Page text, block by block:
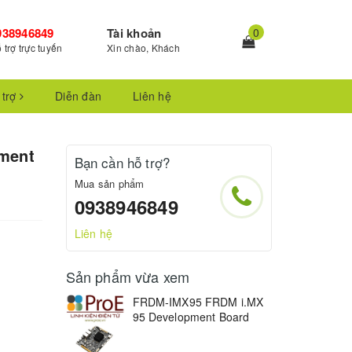
trợ trực tuyến
Tài khoản
Xin chào, Khách
0
Diễn đàn Liên hệ
Bạn cần hỗ trợ?
Mua sản phẩm
0938946849
Liên hệ
Sản phẩm vừa xem
FRDM-IMX95 FRDM i.MX
95 Development Board